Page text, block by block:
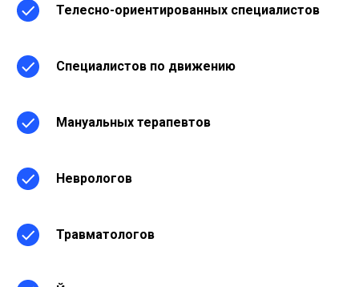
Телесно-ориентированных специалистов
Специалистов по движению
Мануальных терапевтов
Неврологов
Травматологов